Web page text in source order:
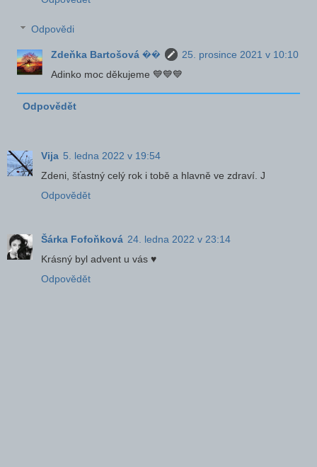
Odpovědi
Zdeňka Bartošová ��
25. prosince 2021 v 10:10
Adinko moc děkujeme 💙💙💙
Odpovědět
Vija 5. ledna 2022 v 19:54
Zdeni, šťastný celý rok i tobě a hlavně ve zdraví. J
Odpovědět
Šárka Fofoňková 24. ledna 2022 v 23:14
Krásný byl advent u vás ♥
Odpovědět